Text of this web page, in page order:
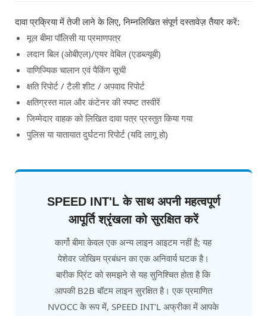
दावा प्रक्रिया में तेजी लाने के लिए, निम्नलिखित संपूर्ण दस्तावेज़ तैयार करें:
मूल बीमा पॉलिसी या प्रमाणपत्र
लदान बिल (ओबीएल)/एयर वेबिल (एडब्ल्यूबी)
वाणिज्यिक चालान एवं पैकिंग सूची
क्षति रिपोर्ट / टैली शीट / अपवाद रिपोर्ट
क्षतिग्रस्त माल और कंटेनर की स्पष्ट तस्वीरें
जिम्मेदार वाहक को लिखित दावा पत्र प्रस्तुत किया गया
पुलिस या यातायात दुर्घटना रिपोर्ट (यदि लागू हो)
SPEED INT'L के साथ अपनी महत्वपूर्ण
आपूर्ति श्रृंखला को सुरक्षित करें
कार्गो बीमा केवल एक अन्य लाइन आइटम नहीं है; यह
पेशेवर जोखिम प्रबंधन का एक अनिवार्य घटक है।
बारीक प्रिंट को समझने से यह सुनिश्चित होता है कि
आपकी B2B बॉटम लाइन सुरक्षित है। एक प्रमाणित
NVOCC के रूप में, SPEED INT'L अफ्रीका में आपके